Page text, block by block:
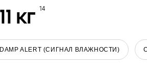
кг 14
ALERT (СИГНАЛ ВЛАЖНОСТИ)